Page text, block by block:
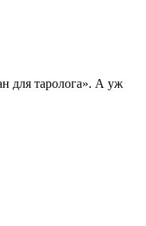
для таролога». А уж